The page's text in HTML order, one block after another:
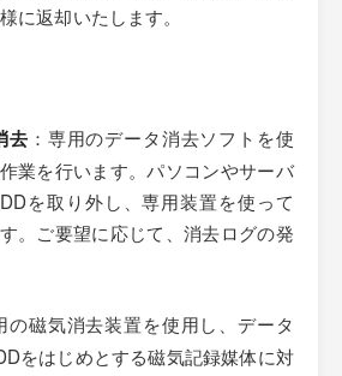
に返却いたします。
去 ：専用のデータ消去ソフトを使
業を行います。パソコンやサーバ
を取り外し、専用装置を使って
。ご要望に応じて、消去ログの発
の磁気消去装置を使用し、データ
をはじめとする磁気記録媒体に対